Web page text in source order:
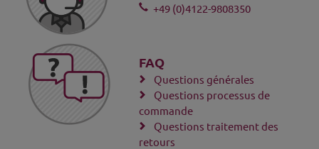
+49 (0)4122-9808350
FAQ
Questions générales
Questions processus de
commande
Questions traitement des
retours